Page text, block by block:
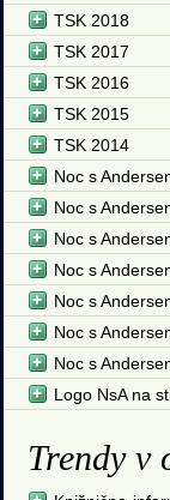
TSK 2018
TSK 2017
TSK 2016
TSK 2015
TSK 2014
Noc s
Noc s
Noc s
Noc s
Noc s
Noc s
Noc s
Logo NsA na
Trendy v